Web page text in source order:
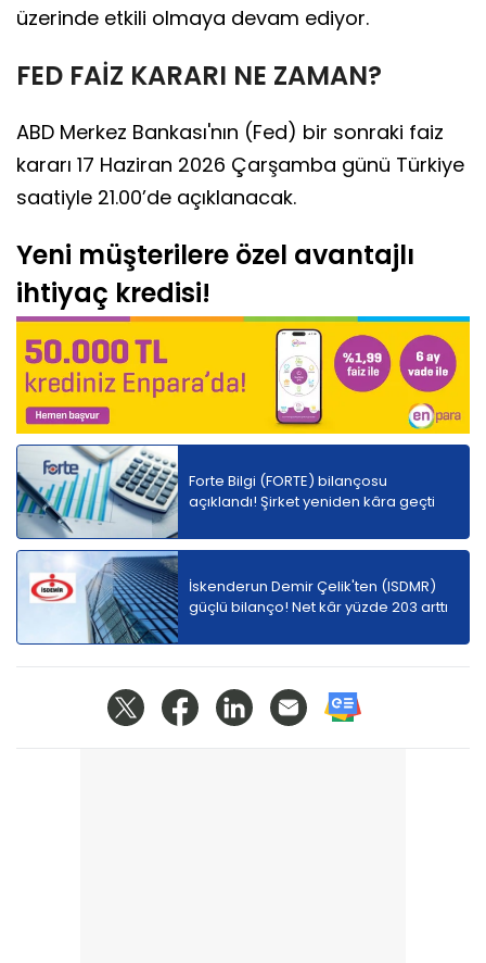
üzerinde etkili olmaya devam ediyor.
FED FAİZ KARARI NE ZAMAN?
ABD Merkez Bankası'nın (Fed) bir sonraki faiz
kararı 17 Haziran 2026 Çarşamba günü Türkiye
saatiyle 21.00’de açıklanacak.
Yeni müşterilere özel avantajlı
ihtiyaç kredisi!
Forte Bilgi (FORTE) bilançosu
açıklandı! Şirket yeniden kâra geçti
İskenderun Demir Çelik'ten (ISDMR)
güçlü bilanço! Net kâr yüzde 203 arttı